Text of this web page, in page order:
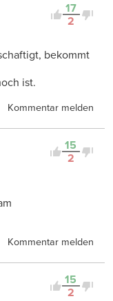
17
2
bekommt
ist.
Kommentar melden
15
2
Kommentar melden
15
2